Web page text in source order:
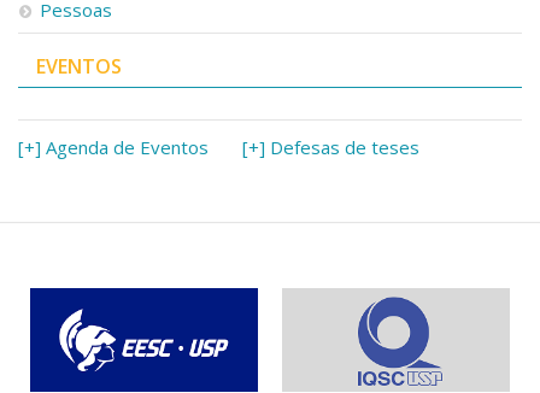
Pessoas
EVENTOS
[+] Agenda de Eventos [+] Defesas de teses